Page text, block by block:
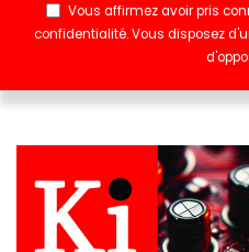
Vous affirmez avoir pris
confidentialité. Vous disposez